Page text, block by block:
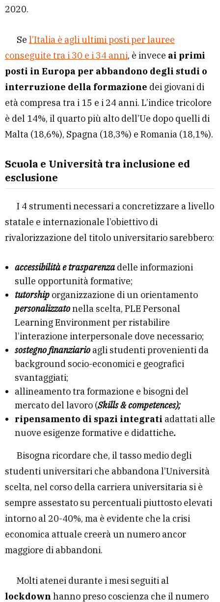
2020.
Se l’Italia è agli ultimi posti per lauree
conseguite tra i 30 e i 34 anni, è invece ai primi
posti in Europa per abbandono degli studi o
interruzione della formazione dei giovani di
età compresa tra i 15 e i 24 anni. L’indice tricolore
è del 14%, il quarto più alto dell’Ue dopo quelli di
Malta (18,6%), Spagna (18,3%) e Romania (18,1%).
Scuola e Università tra inclusione ed
esclusione
I 4 strumenti necessari a concretizzare a livello
statale e internazionale l’obiettivo di
rivalorizzazione del titolo universitario sarebbero:
accessibilità e trasparenzadelle informazioni
sulle opportunità formative;
tutorship organizzazione di un orientamento
personalizzatonella scelta, PLE Personal
Learning Environment per ristabilire
l’interazione interpersonale dove necessario;
sostegno finanziario agli studenti provenienti da
background socio-economici e geografici
svantaggiati;
allineamento tra formazione e bisogni del
mercato del lavoro (Skills & competences);
ripensamento di spazi integrati adattati alle
nuove esigenze formative e didattiche.
Bisogna ricordare che, il tasso medio degli
studenti universitari che abbandona l’Università
scelta, nel corso della carriera universitaria si è
sempre assestato su percentuali piuttosto elevati
intorno al 20-40%, ma è evidente che la crisi
economica attuale creerà un numero ancor
maggiore di abbandoni.
Molti atenei durante i mesi seguiti al
lockdown hanno preso coscienza che il numero